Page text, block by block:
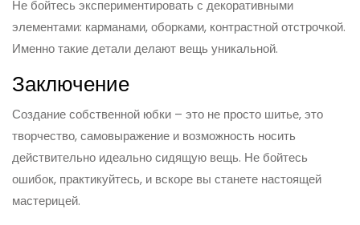
Не бойтесь экспериментировать с декоративными
элементами: карманами, оборками, контрастной отстрочкой.
Именно такие детали делают вещь уникальной.
Заключение
Создание собственной юбки – это не просто шитье, это
творчество, самовыражение и возможность носить
действительно идеально сидящую вещь. Не бойтесь
ошибок, практикуйтесь, и вскоре вы станете настоящей
мастерицей.